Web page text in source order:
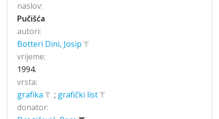
naslov:
Pučišća
autori:
Botteri Dini, Josip
vrijeme:
1994.
vrsta:
grafika
; grafički list
donator: